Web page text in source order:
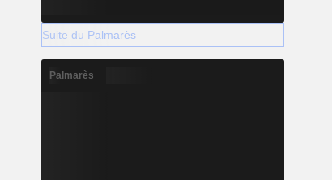
Suite du Palmarès
Palmarès